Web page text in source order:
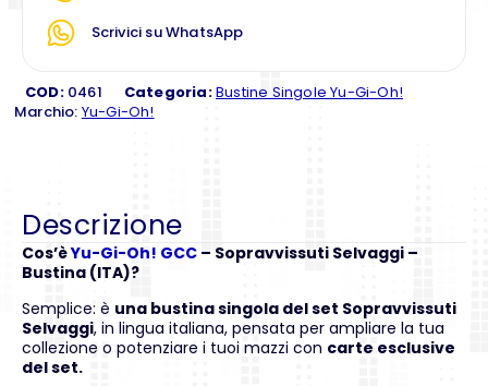
Scrivici su WhatsApp
COD: 0461 Categoria:Bustine Singole Yu-Gi-Oh!
Marchio: Yu-Gi-Oh!
Descrizione
Cos’èYu-Gi-Oh! GCC – Sopravvissuti Selvaggi –
Bustina (ITA)?
Semplice: è una bustina singola del set Sopravvissuti
Selvaggi, in lingua italiana, pensata per ampliare la tua
collezione o potenziare i tuoi mazzi con carte esclusive
del set.